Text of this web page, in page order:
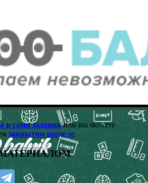
и сами заданияили вы можете
закрытом разделе.